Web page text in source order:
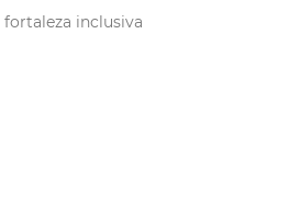
fortaleza inclusiva